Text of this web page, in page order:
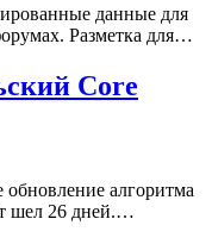
данные для
Разметка для…
Core
обновление алгоритма
шел 26 дней.…